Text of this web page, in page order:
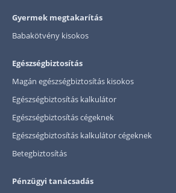
Gyermek megtakarítás
Babakötvény kisokos
Egészségbiztosítás
Magán egészségbiztosítás kisokos
Egészségbiztosítás kalkulátor
Egészségbiztosítás cégeknek
Egészségbiztosítás kalkulátor cégeknek
Betegbiztosítás
Pénzügyi tanácsadás